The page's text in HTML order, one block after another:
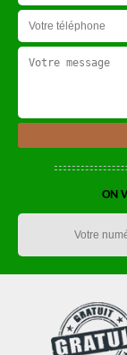
ON